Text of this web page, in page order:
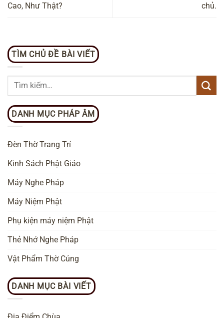
Cao, Như Thật?
chủ.
TÌM CHỦ ĐỀ BÀI VIẾT
DANH MỤC PHÁP ÂM
Đèn Thờ Trang Trí
Kinh Sách Phật Giáo
Máy Nghe Pháp
Máy Niệm Phật
Phụ kiện máy niệm Phật
Thẻ Nhớ Nghe Pháp
Vật Phẩm Thờ Cúng
DANH MỤC BÀI VIẾT